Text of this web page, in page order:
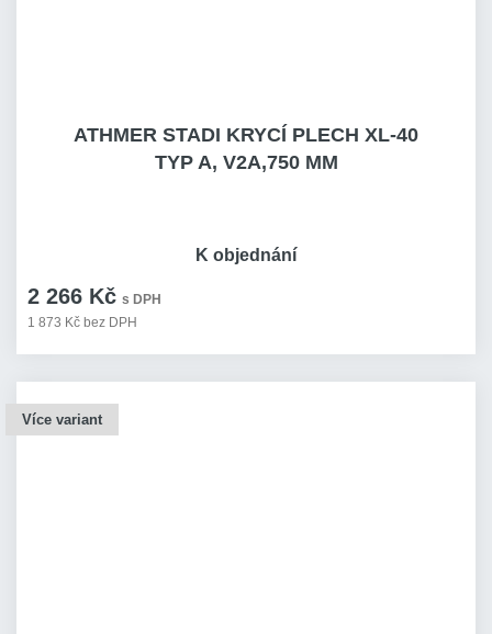
ATHMER STADI KRYCÍ PLECH XL-40
TYP A, V2A,750 MM
2 266 Kč s DPH
1 873 Kč bez DPH
K objednání
Více variant